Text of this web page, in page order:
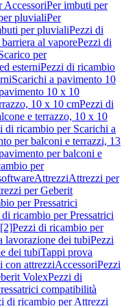
AccessoriPer imbuti per
pluvialiPer
per pluvialiPezzi di
al vaporePezzi di
per
esterniPezzi di ricambio
Scarichi a pavimento 10
10 x 10
10 x 10 cmPezzi di
e terrazzo, 10 x 10
di ricambio per Scarichi a
per balconi e terrazzi, 13
per balconi e
per
AttrezziAttrezzi per
per Geberit
per Pressatrici
ricambio per Pressatrici
Pezzi di ricambio per
lavorazione dei tubiPezzi
dei tubiTappi prova
con attrezziAccessoriPezzi
VolexPezzi di
compatibilità
di ricambio per Attrezzi